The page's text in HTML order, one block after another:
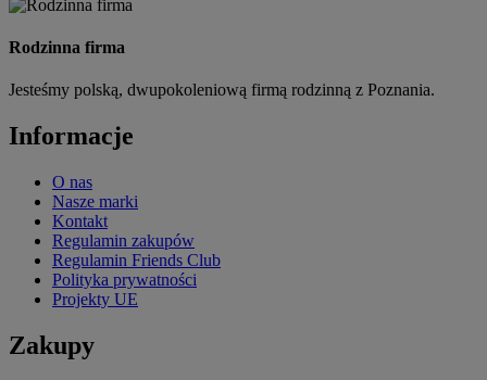
Rodzinna firma
Jesteśmy polską, dwupokoleniową firmą rodzinną z Poznania.
Informacje
O nas
Nasze marki
Kontakt
Regulamin zakupów
Regulamin Friends Club
Polityka prywatności
Projekty UE
Zakupy